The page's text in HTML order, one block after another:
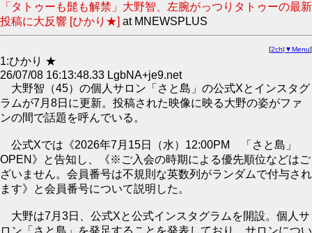
「タトゥーも髭も解禁」大野智、左腕がっつりタトゥーの最新
投稿に大反響 [ひかり★] at MNEWSPLUS
[2ch| ▼Menu]
1:ひかり ★
26/07/08 16:13:48.33 LgbNA+je9.net
大野智（45）の個人サロン「さと島」の公式Xとインスタグ
ラムが7月8日に更新。投稿された映像に映る大野の姿がファ
ンの間で話題を呼んでいる。
公式Xでは《2026年7月15日（水）12:00PM 「さと島」
OPEN》と告知し、《※ご入会の時期による優先順位などはご
ざいません。会員番号は不規則な英数列がランダムで付与され
ます》と会員番号について説明した。
大野は7月3日、公式Xと公式インスタグラムを開設。個人サ
ロン「さと島」を発足することを発表しており、サロンについ